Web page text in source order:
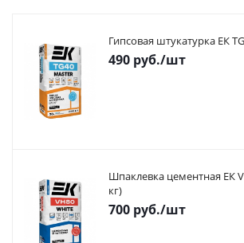
Гипсовая штукатурка ЕК
490 руб./шт
Шпаклевка цементная ЕК
кг)
700 руб./шт